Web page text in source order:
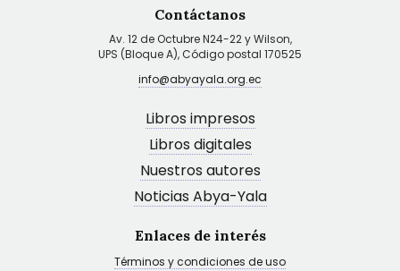
Contáctanos
Av. 12 de Octubre N24-22 y Wilson,
UPS (Bloque A), Código postal 170525
info@abyayala.org.ec
Libros impresos
Libros digitales
Nuestros autores
Noticias Abya-Yala
Enlaces de interés
Términos y condiciones de uso